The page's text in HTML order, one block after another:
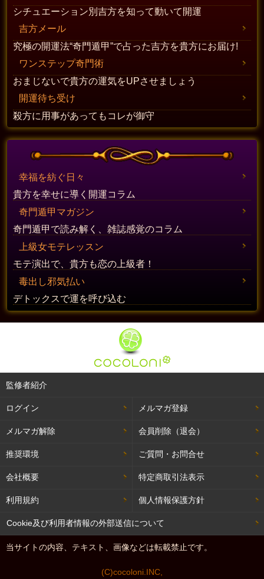
シチュエーション別吉方を知って動いて開運
吉方メール
究極の開運法“奇門遁甲”で占った吉方を貴方にお届け!
ワンステップ奇門術
おまじないで貴方の運気をUPさせましょう
開運待ち受け
殺方に用事があってもコレが御守
幸福を紡ぐ日々
貴方を幸せに導く開運コラム
奇門遁甲マガジン
奇門遁甲で読み解く、雑誌感覚のコラム
上級女モテレッスン
モテ演出で、貴方も恋の上級者！
毒出し邪気払い
デトックスで運を呼び込む
監修者紹介
ログイン メルマガ登録
メルマガ解除 会員削除（退会）
推奨環境 ご質問・お問合せ
会社概要 特定商取引法表示
利用規約 個人情報保護方針
Cookie及び利用者情報の外部送信について
当サイトの内容、テキスト、画像などは転載禁止です。
(C)cocoloni.INC,